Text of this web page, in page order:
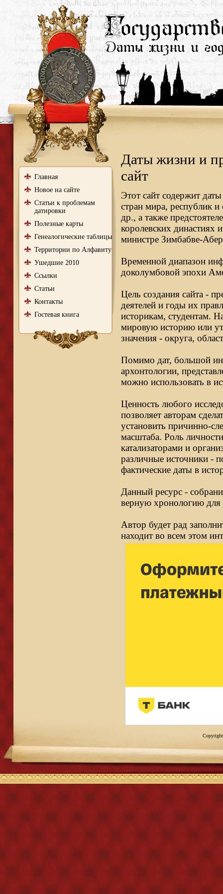
Главная
Новое на сайте
Статьи к проблемам
датировки
Полезные карты
Генеалогические таблицы
Территории по Алфавиту
Ушедшие 2010
Ссылки
Статьи
Контакты
Гостевая книга
Даты жизни и
сайт
Этот сайт содержит
стран мира, республик и
др., а также
королевских династиях
министре Зимбабве-
Временной диапазон
доколумбовой эпохи
Цель создания сайта -
деятелей и годы их
историкам, студентам.
мировую историю или
значения - округа,
Помимо дат, большой
архонтологии,
можно использовать в
Ценность любого
позволяет авторам
установить причинно-
масштаба. Роль
катализаторами и
различные источники -
фактические даты в
Данный ресурс -
верную хронологию для
Автор будет рад
находит во всем этом
Copyright